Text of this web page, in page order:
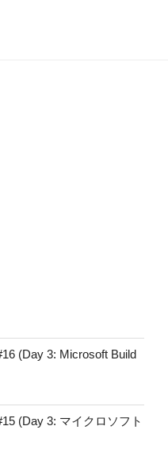
(Day 3: Microsoft Build
(Day 3: マイクロソフト